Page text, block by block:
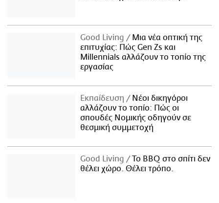
Good Living
Μια νέα οπτική της
επιτυχίας: Πώς Gen Zs και
Millennials αλλάζουν το τοπίο της
εργασίας
Εκπαίδευση
Νέοι δικηγόροι
αλλάζουν το τοπίο: Πώς οι
σπουδές Νομικής οδηγούν σε
θεσμική συμμετοχή
Good Living
Το BBQ στο σπίτι δεν
θέλει χώρο. Θέλει τρόπο.